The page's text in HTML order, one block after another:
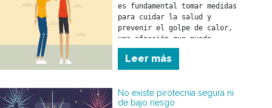
es fundamental tomar medidas
para cuidar la salud y
prevenir el golpe de calor,
una afección que puede
afectar a personas de
Leer más
No existe pirotecnia segura ni
de bajo riesgo